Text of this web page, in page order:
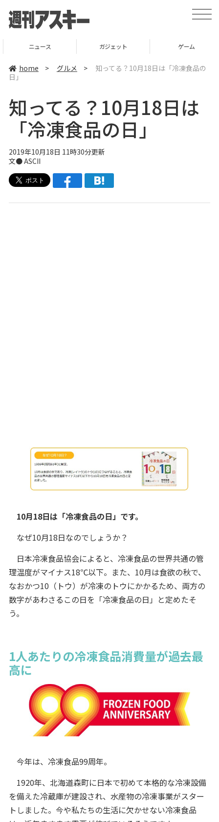
t
o
v
ニュース ガジェット ゲーム
home > グルメ >
知ってる？10月18日は「冷凍食品の
日」
知ってる？10月18日は
「冷凍食品の日」
2019年10月18日 11時30分更新
文● ASCII
10月18日は「冷凍食品の日」です。
なぜ10月18日なのでしょうか？
日本冷凍食品協会によると、冷凍食品の世界共通の管
理温度がマイナス18℃以下。また、10月は食欲の秋で、
なおかつ10（トウ）が冷凍のトウにかかるため、両方の
数字があわさるこの日を「冷凍食品の日」と定めたそ
う。
1人あたりの冷凍食品消費量が過去最
高に
今年は、冷凍食品99周年。
1920年、北海道森町に日本で初めて本格的な冷凍設備
を備えた冷蔵庫が建設され、水産物の冷凍事業がスター
トしました。今や私たちの生活に欠かせない冷凍食品